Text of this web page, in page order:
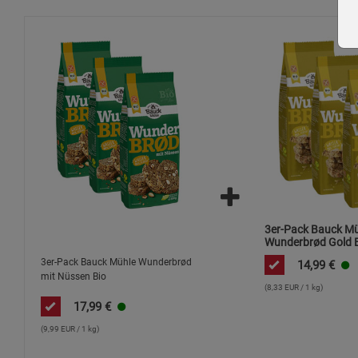
3er-Pack Bauck Mühle Wunderbrød
mit Nüssen Bio
17,99 €
(9,99 EUR / 1 kg)
3er-Pack Bauck
Wunderbrød Gold
14,99 €
(8,33 EUR / 1 kg)